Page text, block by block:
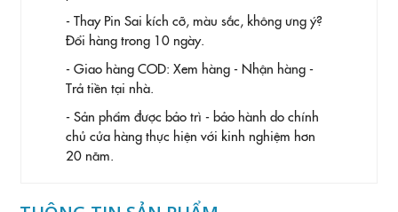
- Thay Pin Sai kích cỡ, màu sắc, không ưng ý?
Đổi hàng trong 10 ngày.
- Giao hàng COD: Xem hàng - Nhận hàng -
Trả tiền tại nhà.
- Sản phẩm được bảo trì - bảo hành do chính
chủ cửa hàng thực hiện với kinh nghiệm hơn
20 năm.